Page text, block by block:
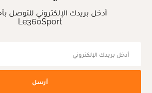
أدخل بريدك الإلكتروني للتوصل
Le360Sport
أرسل